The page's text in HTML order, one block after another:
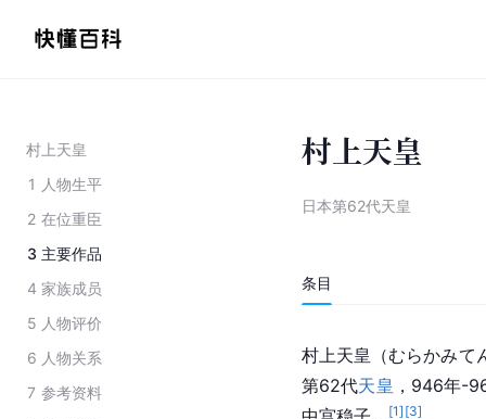
村上天皇
1 人物生平
2 在位重臣
3 主要作品
4 家族成员
5 人物评价
6 人物关系
7 参考资料
村上天皇
日本第62代天皇
条目
村上天皇（むらかみて
第62代天皇 ，946年-
[1] [3]